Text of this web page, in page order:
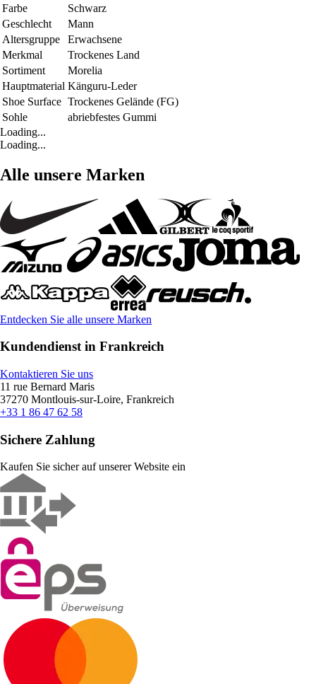
Farbe
Schwarz
Geschlecht
Mann
Altersgruppe
Erwachsene
Merkmal
Trockenes Land
Sortiment
Morelia
Hauptmaterial Känguru-Leder
Shoe Surface Trockenes Gelände (FG)
Sohle
abriebfestes Gummi
Loading...
Loading...
Alle unsere Marken
Entdecken Sie alle unsere Marken
Kundendienst in Frankreich
Kontaktieren Sie uns
11 rue Bernard Maris
37270 Montlouis-sur-Loire, Frankreich
+33 1 86 47 62 58
Sichere Zahlung
Kaufen Sie sicher auf unserer Website ein